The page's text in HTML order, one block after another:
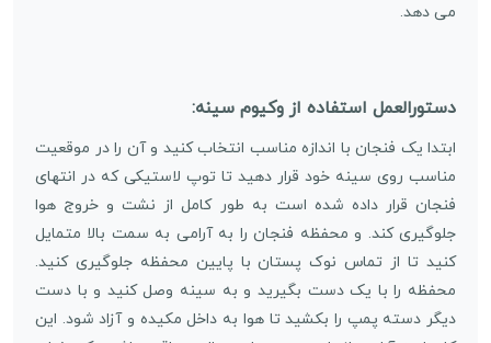
می دهد.
دستورالعمل استفاده از وکیوم سینه:
ابتدا یک فنجان با اندازه مناسب انتخاب کنید و آن را در موقعیت
مناسب روی سینه خود قرار دهید تا توپ لاستیکی که در انتهای
فنجان قرار داده شده است به طور کامل از نشت و خروج هوا
جلوگیری کند. و محفظه فنجان را به آرامی به سمت بالا متمایل
کنید تا از تماس نوک پستان با پایین محفظه جلوگیری کنید.
محفظه را با یک دست بگیرید و به سینه وصل کنید و با دست
دیگر دسته پمپ را بکشید تا هوا به داخل مکیده و آزاد شود. این